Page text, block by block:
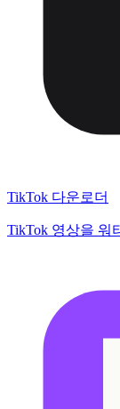
TikTok 다운로더
TikTok 영상을 워